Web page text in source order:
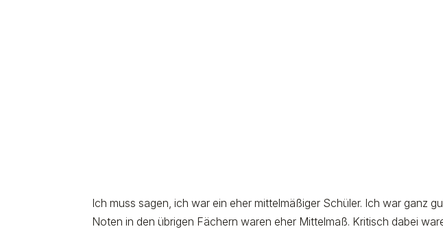
Ich muss sagen, ich war ein eher mittelmäßiger Schüler. Ich war ganz
Noten in den übrigen Fächern waren eher Mittelmaß. Kritisch dabei